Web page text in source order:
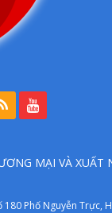
MẠI VÀ XUẤT
180 Phố Nguyễn Trực,